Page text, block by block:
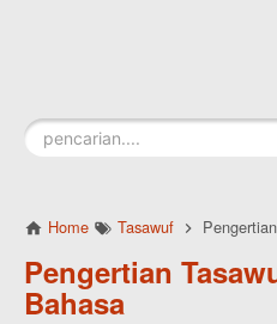
Home Tasawuf
Pengertian
Bahasa